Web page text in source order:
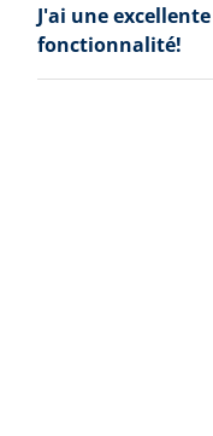
J'ai une
fonctionnalité!